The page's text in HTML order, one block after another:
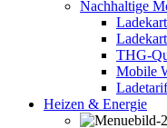
Nachhaltige
THG-
Mobile
Ladetarif
Heizen & Energie